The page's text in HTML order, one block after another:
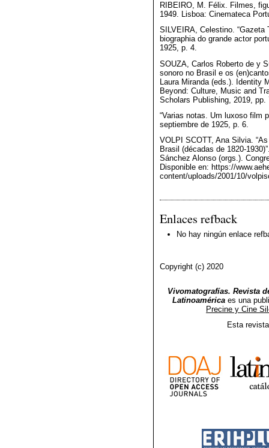
RIBEIRO, M. Félix. Filmes,
1949. Lisboa: Cinemateca
SILVEIRA, Celestino.
biographia do grande actor
1925, p. 4.
SOUZA, Carlos Roberto de y
sonoro no Brasil e os
Laura Miranda (eds.). Identity
Beyond: Culture, Music and
Scholars Publishing, 2019, pp.
“Varias notas. Um luxoso film
septiembre de 1925, p. 6.
VOLPI SCOTT, Ana Silvia.
Brasil (décadas de 1820-
Sánchez Alonso (orgs.).
Disponible en: https://
content/uploads/2001/10/
Enlaces refback
No hay ningún enlace
Copyright (c) 2020
Vivomatografías. Revista
Latinoamérica es una
Precine y Cine
Esta